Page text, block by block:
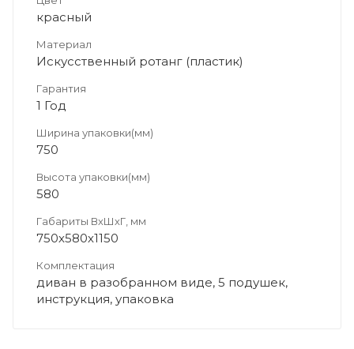
красный
Материал
Искусственный ротанг (пластик)
Гарантия
1 Год
Ширина упаковки(мм)
750
Высота упаковки(мм)
580
Габариты ВхШхГ, мм
750х580х1150
Комплектация
диван в разобранном виде, 5 подушек,
инструкция, упаковка